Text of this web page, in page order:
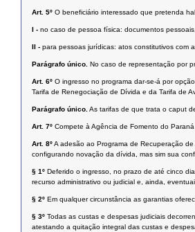
Art. 5º O beneficiário interessado que pretenda
I - no caso de pessoa física: documentos
II - para pessoas jurídicas: atos constitutivos com
Parágrafo único. No caso de representação por
Art. 6º O ingresso no programa dar-se-á por
Tarifa de Renegociação de Dívida e da Tarifa de
Parágrafo único.As tarifas de que trata o caput
Art. 7º Compete à Agência de Fomento do
Art. 8ºA adesão ao Programa de Recuperação
configurando novação da dívida, mas sim sua
§ 1º Deferido o ingresso, no prazo de até cinco
recurso administrativo ou judicial e, ainda,
§ 2º Em qualquer circunstância as garantias
§ 3º Todas as custas e despesas judiciais
atestando a quitação integral das custas e